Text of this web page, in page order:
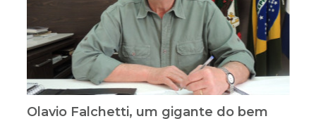
Olavio Falchetti, um gigante do bem